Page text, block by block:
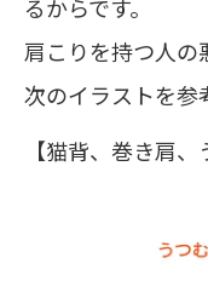
るからです。
肩こりを持つ人
次のイラストを参
【猫背、巻き肩